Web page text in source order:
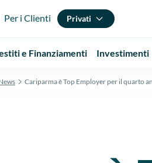
Per i Clienti Privati
e Finanziamenti Investimenti
Cariparma è Top Employer per il quarto